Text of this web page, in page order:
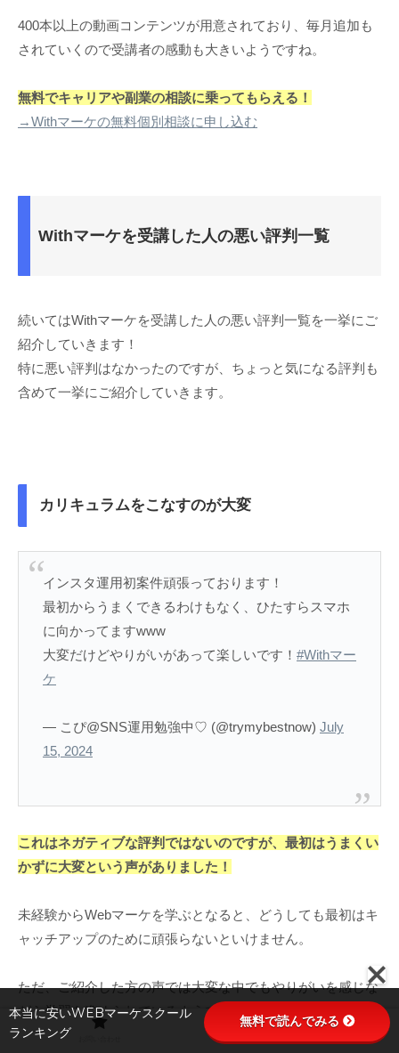
400本以上の動画コンテンツが用意されており、毎月追加も
されていくので受講者の感動も大きいようですね。
無料でキャリアや副業の相談に乗ってもらえる！
→Withマーケの無料個別相談に申し込む
Withマーケを受講した人の悪い評判一覧
続いてはWithマーケを受講した人の悪い評判一覧を一挙にご
紹介していきます！
特に悪い評判はなかったのですが、ちょっと気になる評判も
含めて一挙にご紹介していきます。
カリキュラムをこなすのが大変
インスタ運用初案件頑張っております！
最初からうまくできるわけもなく、ひたすらスマホ
に向かってますwww
大変だけどやりがいがあって楽しいです！ #Withマー
ケ
— こぴ@SNS運用勉強中♡ (@trymybestnow) July
15, 2024
これはネガティブな評判ではないのですが、最初はうまくい
かずに大変という声がありました！
未経験からWebマーケを学ぶとなると、どうしても最初はキ
ャッチアップのために頑張らないといけません。
ただ、ご紹介した方の声では大変な中でもやりがいを感じな
がら学習を進められているようでした！
本当に安いWEBマーケスクール
ランキング
無料で読んでみる